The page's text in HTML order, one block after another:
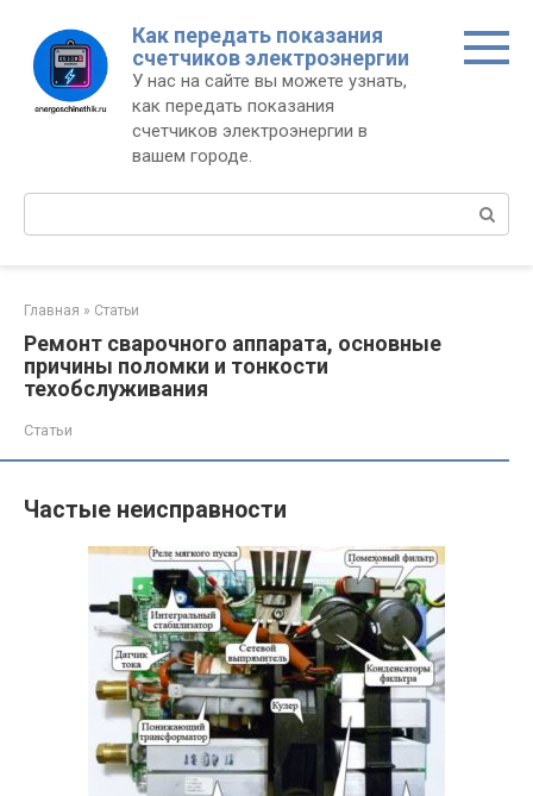
контенту
Как передать показания
счетчиков электроэнергии
У нас на сайте вы можете узнать,
как передать показания
счетчиков электроэнергии в
вашем городе.
Поиск:
Главная » Статьи
Ремонт сварочного аппарата, основные
причины поломки и тонкости
техобслуживания
Статьи
Частые неисправности